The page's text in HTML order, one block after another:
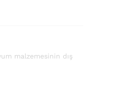
malzemesinin dış